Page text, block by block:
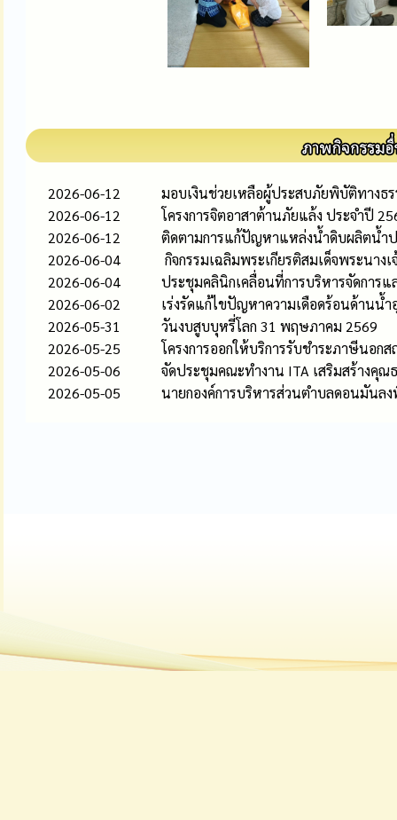
2026-06-12
มอบเงินช่วยเหลือผู้ประสบภัยพิบัติทางธ
2026-06-12
โครงการจิตอาสาต้านภัยแล้ง ประจำปี
2026-06-12
ติดตามการแก้ปัญหาแหล่งน้ำดิบผลิตน้ำ
2026-06-04
กิจกรรมเฉลิมพระเกียรติสมเด็จพระนาง
2026-06-04
ประชุมคลินิกเคลื่อนที่การบริหารจัดการ
2026-06-02
เร่งรัดแก้ไขปัญหาความเดือดร้อนด้านน้ำ
2026-05-31
วันงบสูบบุหรี่โลก 31 พฤษภาคม 2569
2026-05-25
โครงการออกให้บริการรับชำระภาษีนอ
2026-05-06
จัดประชุมคณะทำงาน ITA เสริมสร้างคุณ
2026-05-05
นายกองค์การบริหารส่วนตำบลดอนมันล